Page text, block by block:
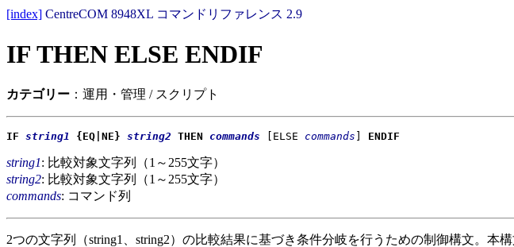
[index] CentreCOM 8948XL コマンドリファレンス 2.9
IF THEN ELSE ENDIF
カテゴリー ：運用・管理 / スクリプト
IF string1 {EQ|NE} string2 THEN commands [ELSE commands ENDIF
string1: 比較対象文字列（1～255文字）
string2: 比較対象文字列（1～255文字）
commands: コマンド列
2つの文字列（string1、string2）の比較結果に基づき条件分岐を行うための制御構文。本